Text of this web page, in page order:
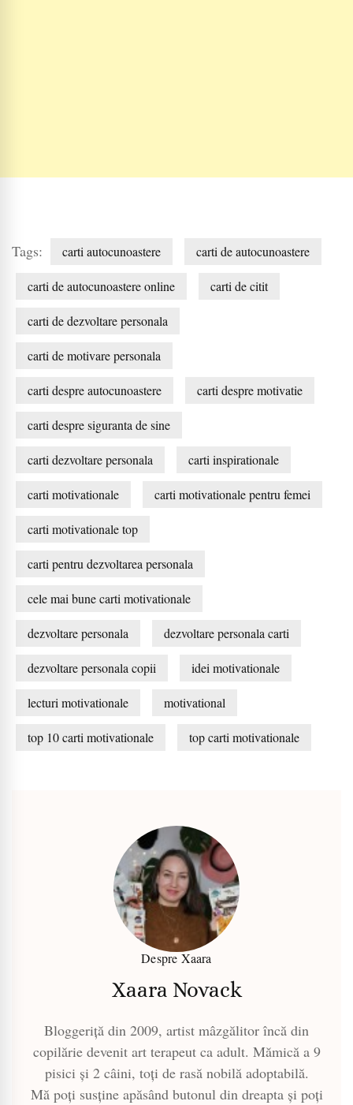
Tags: carti autocunoastere carti de autocunoastere
carti de autocunoastere online carti de citit
carti de dezvoltare personala
carti de motivare personala
carti despre autocunoastere carti despre motivatie
carti despre siguranta de sine
carti dezvoltare personala carti inspirationale
carti motivationale carti motivationale pentru femei
carti motivationale top
carti pentru dezvoltarea personala
cele mai bune carti motivationale
dezvoltare personala dezvoltare personala carti
dezvoltare personala copii idei motivationale
lecturi motivationale motivational
top 10 carti motivationale top carti motivationale
Despre Xaara
Xaara Novack
Bloggeriță din 2009, artist mâzgălitor încă din
copilărie devenit art terapeut ca adult. Mămică a 9
pisici și 2 câini, toți de rasă nobilă adoptabilă.
Mă poți susține apăsând butonul din dreapta și poți